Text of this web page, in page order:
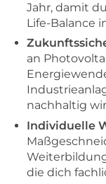
Jahr, damit
Life-Balance
an
nachhaltig
Individuelle
die dich